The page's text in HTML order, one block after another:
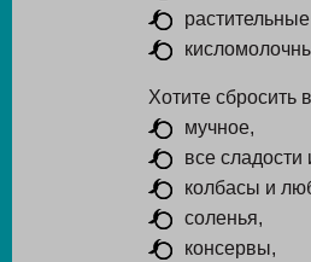
Хотите сбросить
мучное,
все сладости
колбасы и
соленья,
консервы,